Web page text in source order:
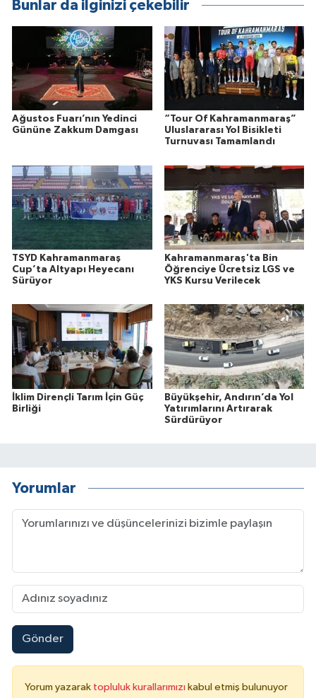
Bunlar da ilginizi çekebilir
Ağustos Fuarı’nın Yedinci
Gününe Zakkum Damgası
“Tour Of Kahramanmaraş”
Uluslararası Yol Bisikleti
Turnuvası Tamamlandı
TSYD Kahramanmaraş
Cup’ta Altyapı Heyecanı
Sürüyor
Kahramanmaraş'ta Bin
Öğrenciye Ücretsiz LGS ve
YKS Kursu Verilecek
İklim Dirençli Tarım İçin Güç
Birliği
Büyükşehir, Andırın’da Yol
Yatırımlarını Artırarak
Sürdürüyor
Yorumlar
Gönder
Yorum yazarak topluluk kurallarımızı kabul etmiş bulunuyor